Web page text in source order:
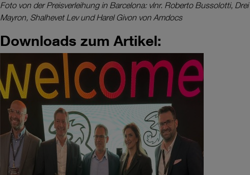
Foto von der Preisverleihung in Barcelona: vlnr. Roberto Bussolotti,
Mayron, Shalhevet Lev und Harel Givon von Amdocs
Downloads zum Artikel: